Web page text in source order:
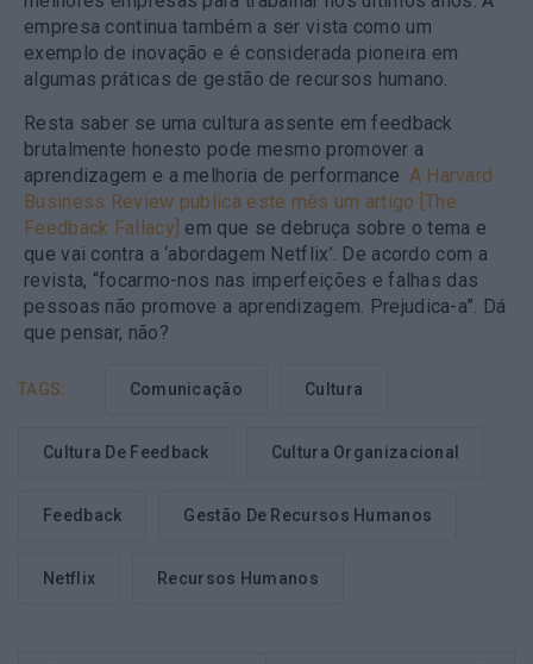
empresa continua também a ser vista como um
exemplo de inovação e é considerada pioneira em
algumas práticas de gestão de recursos humano.
Resta saber se uma cultura assente em feedback
brutalmente honesto pode mesmo promover a
aprendizagem e a melhoria de performance . A Harvard
Business Review publica este mês um artigo [The
Feedback Fallacy] em que se debruça sobre o tema e
que vai contra a ‘abordagem Netflix’. De acordo com a
revista, “focarmo-nos nas imperfeições e falhas das
pessoas não promove a aprendizagem. Prejudica-a”. Dá
que pensar, não?
TAGS: Comunicação Cultura
Cultura De Feedback Cultura Organizacional
Feedback Gestão De Recursos Humanos
Netflix Recursos Humanos